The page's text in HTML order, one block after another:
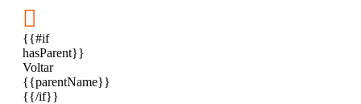

{{#if
hasParent}}
Voltar
{{parentName}}
{{/if}}